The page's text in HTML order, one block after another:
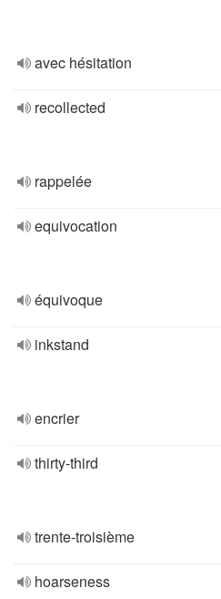
avec hésitation
recollected
rappelée
equivocation
équivoque
inkstand
encrier
thirty-third
trente-troisième
hoarseness